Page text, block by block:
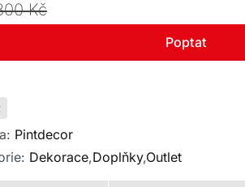
Kč
cena
18800 Kč.
cena
12900 Kč.
Poptat
Pintdecor
Dekorace,Doplňky,Outlet